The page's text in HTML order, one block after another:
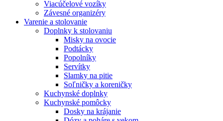
Viacúčelové vozíky
Závesné organizéry
Varenie a stolovanie
Doplnky k stolovaniu
Misky na ovocie
Podtácky
Popolníky
Servítky
Slamky na pitie
Soľničky a koreničky
Kuchynské doplnky
Kuchynské pomôcky
Dosky na krájanie